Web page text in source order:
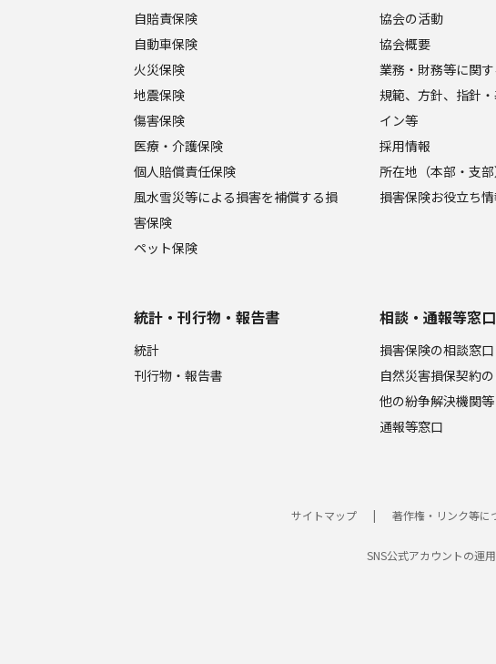
自賠責保険
自動車保険
火災保険
地震保険
傷害保険
医療・介護保険
個人賠償責任保険
風水雪災等による損害を補償する損
害保険
ペット保険
協会の活動
協会概要
業務・財務等に関
規範、方針、指針
イン等
採用情報
所在地（本部・支部
損害保険お役立ち
統計・刊行物・報告書
統計
刊行物・報告書
相談・通報等窓口
損害保険の相談窓口
自然災害損保契約
他の紛争解決機関等
通報等窓口
サイトマップ 著作権・リンク等に
SNS公式アカウントの運